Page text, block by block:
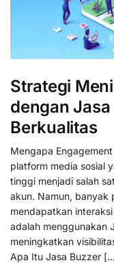
Strategi
dengan
Berkualitas
Mengapa
platform media sosial
tinggi menjadi salah
akun. Namun, banyak
mendapatkan
adalah menggunakan
meningkatkan
Apa Itu Jasa Buzzer